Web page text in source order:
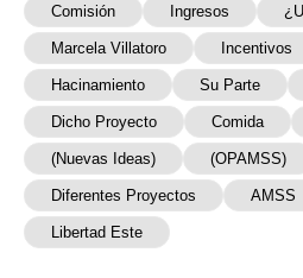
Comisión Ingresos
Marcela Villatoro Incentivos
Hacinamiento Su Parte
Dicho Proyecto Comida
(Nuevas Ideas) (OPAMSS)
Diferentes Proyectos AMSS
Libertad Este